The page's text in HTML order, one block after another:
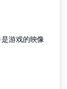
游戏的映像